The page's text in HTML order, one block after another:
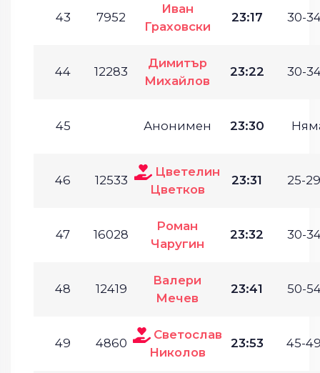
43 7952
Иван
Граховски
23:17 30-
44 12283
Димитър
Михайлов
23:22 30-
45 Анонимен 23:30
46 12533
Цветелин
Цветков
23:31 25-
47 16028
Роман
Чаругин
23:32 30-
48 12419
Валери
Мечев
23:41 50-
49 4860
Светослав
Николов
23:53 45-